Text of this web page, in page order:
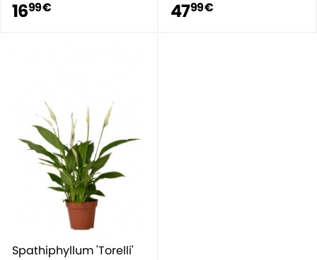
1699 € 4799 €
Spathiphyllum 'Torelli'